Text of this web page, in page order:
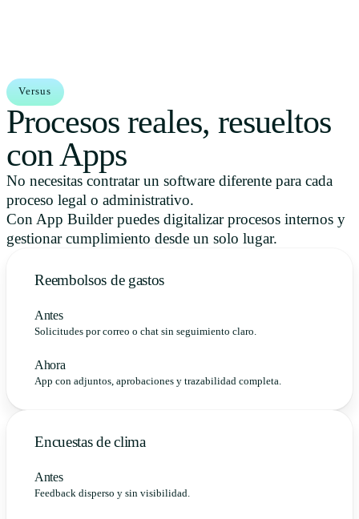
Versus
Procesos reales, resueltos
con Apps
No necesitas contratar un software diferente para cada
proceso legal o administrativo.
Con App Builder puedes digitalizar procesos internos y
gestionar cumplimiento desde un solo lugar.
Reembolsos de gastos
Antes
Solicitudes por correo o chat sin seguimiento claro.
Ahora
App con adjuntos, aprobaciones y trazabilidad completa.
Encuestas de clima
Antes
Feedback disperso y sin visibilidad.